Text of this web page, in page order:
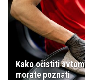
Kako očistiti
morate poznati